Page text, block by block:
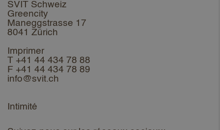
SVIT Schweiz
Greencity
Maneggstrasse 17
8041 Zürich
Imprimer
T +41 44 434 78 88
F +41 44 434 78 89
info@svit.ch
Intimité